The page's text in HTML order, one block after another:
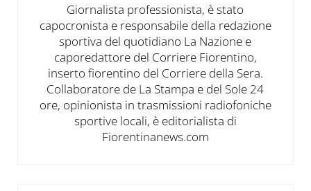
Giornalista professionista, è stato
capocronista e responsabile della redazione
sportiva del quotidiano La Nazione e
caporedattore del Corriere Fiorentino,
inserto fiorentino del Corriere della Sera.
Collaboratore de La Stampa e del Sole 24
ore, opinionista in trasmissioni radiofoniche
sportive locali, è editorialista di
Fiorentinanews.com